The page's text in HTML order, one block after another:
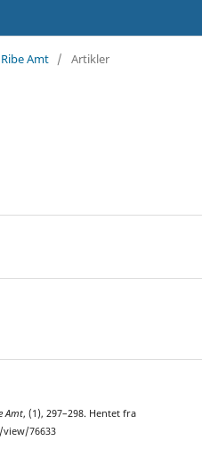
Amt / Artikler
Amt, (1), 297–298. Hentet fra
76633